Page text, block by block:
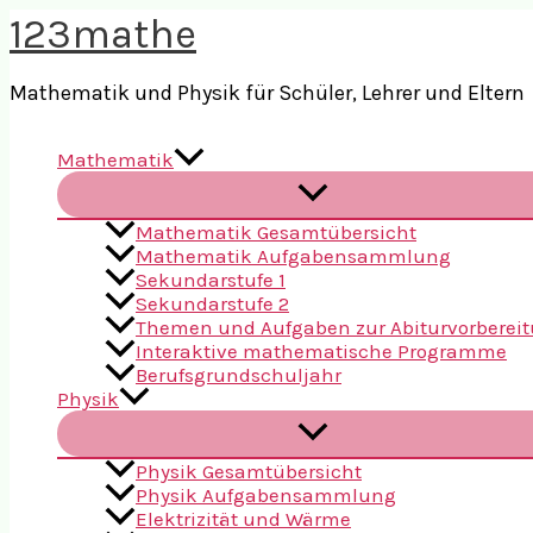
Zum
Inhalt
123mathe
Mathematik und Physik für Schüler, Lehrer und Eltern
Mathematik
Mathematik Gesamtübersicht
Mathematik Aufgabensammlung
Sekundarstufe 1
Sekundarstufe 2
Themen und Aufgaben zur
Interaktive mathematische Programme
Berufsgrundschuljahr
Physik
Physik Gesamtübersicht
Physik Aufgabensammlung
Elektrizität und Wärme